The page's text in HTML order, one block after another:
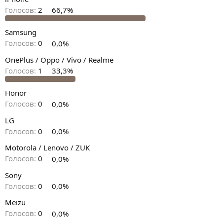
Голосов: 2 66,7%
Samsung
Голосов: 0
0,0%
OnePlus / Oppo / Vivo / Realme
Голосов: 1 33,3%
Honor
Голосов: 0
0,0%
LG
Голосов: 0
0,0%
Motorola / Lenovo / ZUK
Голосов: 0
0,0%
Sony
Голосов: 0
0,0%
Meizu
Голосов: 0
0,0%